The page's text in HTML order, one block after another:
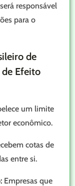
responsável
para o
de
de Efeito
um limite
econômico.
cotas de
entre si.
Empresas que